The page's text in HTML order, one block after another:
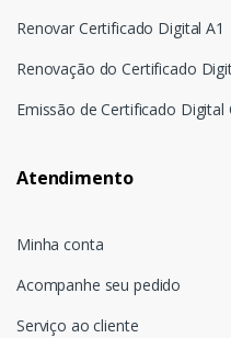
Renovar Certificado Digital A1
Renovação do Certificado
Emissão de Certificado Digital
Atendimento
Minha conta
Acompanhe seu pedido
Serviço ao cliente